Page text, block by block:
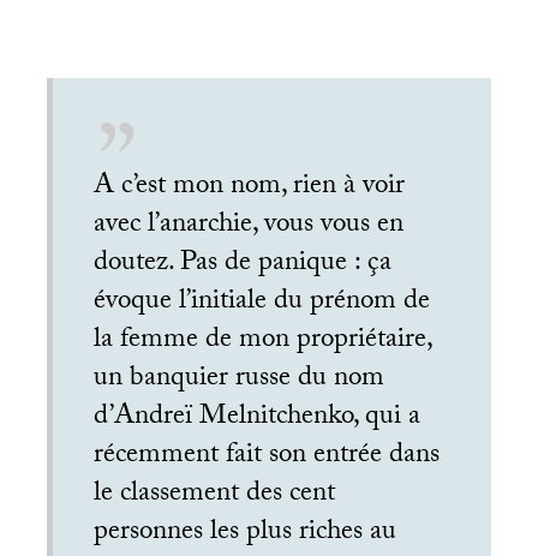
A c’est mon nom, rien à voir
avec l’anarchie, vous vous en
doutez. Pas de panique : ça
évoque l’initiale du prénom de
la femme de mon propriétaire,
un banquier russe du nom
d’Andreï Melnitchenko, qui a
récemment fait son entrée dans
le classement des cent
personnes les plus riches au